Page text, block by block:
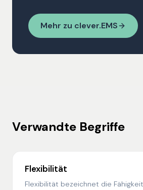
Mehr zu clever.EMS
Verwandte Begriffe
Flexibilität
Flexibilität bezeichnet die